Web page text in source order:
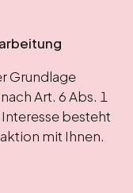
Grundlage
Art. 6 Abs. 1
besteht
mit Ihnen.